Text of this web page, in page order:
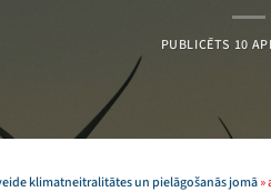
PUBLICĒTS 10
klimatneitralitātes un pielāgošanās jomā»